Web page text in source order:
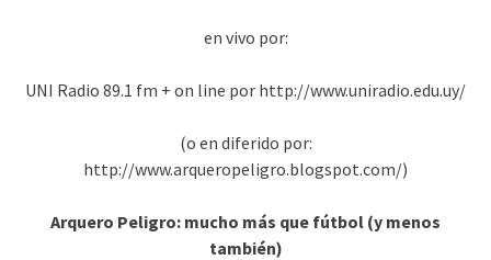
en vivo por:
UNI Radio 89.1 fm + on line por http://www.uniradio.edu.uy/
(o en diferido por:
http://www.arqueropeligro.blogspot.com/)
Arquero Peligro: mucho más que fútbol (y menos
también)